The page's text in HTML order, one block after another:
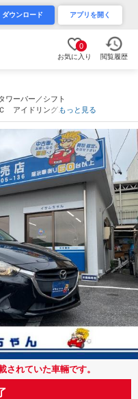
ダウンロード アプリを開く
0
お気に入り 閲覧履歴
ーバー／シフト
アイドリングス
スタート（愛知
もっと見る
されていた車輛です。